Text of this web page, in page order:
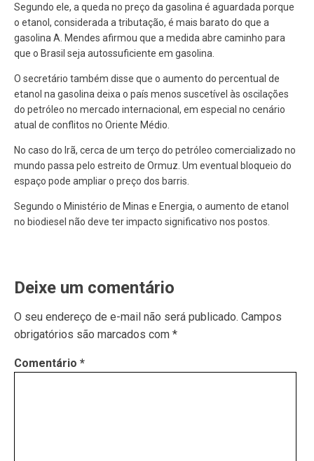
Segundo ele, a queda no preço da gasolina é aguardada porque
o etanol, considerada a tributação, é mais barato do que a
gasolina A. Mendes afirmou que a medida abre caminho para
que o Brasil seja autossuficiente em gasolina.
O secretário também disse que o aumento do percentual de
etanol na gasolina deixa o país menos suscetível às oscilações
do petróleo no mercado internacional, em especial no cenário
atual de conflitos no Oriente Médio.
No caso do Irã, cerca de um terço do petróleo comercializado no
mundo passa pelo estreito de Ormuz. Um eventual bloqueio do
espaço pode ampliar o preço dos barris.
Segundo o Ministério de Minas e Energia, o aumento de etanol
no biodiesel não deve ter impacto significativo nos postos.
Deixe um comentário
O seu endereço de e-mail não será publicado. Campos
obrigatórios são marcados com *
Comentário *